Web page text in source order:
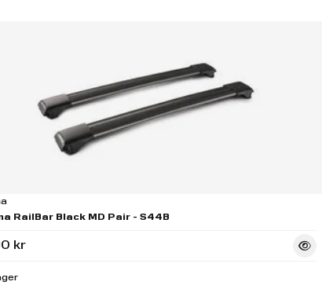
RailBar Black MD Pair - S44B
kr